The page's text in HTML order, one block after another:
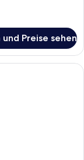
Preise sehen
Wohnzimmer mit